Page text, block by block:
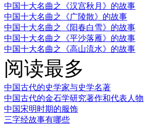
中国十大名曲之《汉宫秋月》的故事
中国十大名曲之《广陵散》的故事
中国十大名曲之《阳春白雪》的故事
中国十大名曲之《平沙落雁》的故事
中国十大名曲之《高山流水》的故事
阅读最多
中国古代的史学家与史学名著
中国古代的金石学研究著作和代表人物
中国宋明时期的服饰
三字经故事有哪些